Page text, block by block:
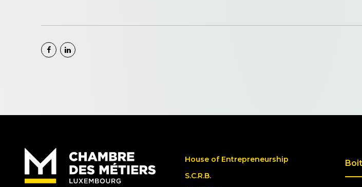
House of Entrepreneurship
S.C.R.B.